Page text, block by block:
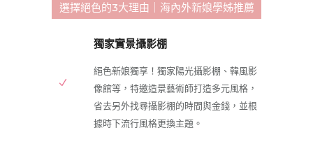
選擇絕色的3大理由｜海內外新娘學姊推薦
獨家實景攝影棚
絕色新娘獨享！獨家陽光攝影棚、韓風影
像館等，特邀造景藝術師打造多元風格，
省去另外找尋攝影棚的時間與金錢，並根
據時下流行風格更換主題。